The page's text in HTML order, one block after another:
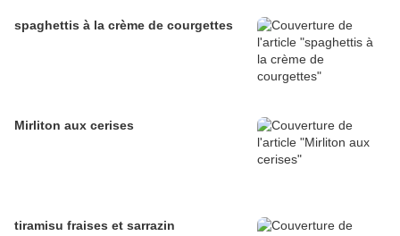
spaghettis à la crème de courgettes
Mirliton aux cerises
tiramisu fraises et sarrazin